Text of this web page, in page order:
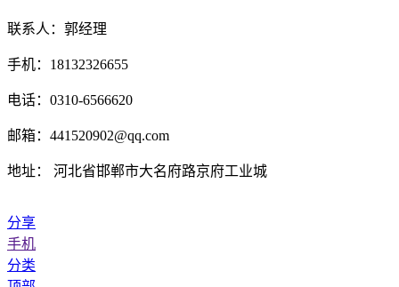
联系人：郭经理
手机：18132326655
电话：0310-6566620
邮箱：441520902@qq.com
地址： 河北省邯郸市大名府路京府工业城
分享
手机
分类